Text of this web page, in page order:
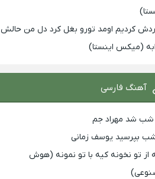
ردش کردیم اومد تورو بغل کرد دل من حالش
(میکس اینستا)
آهنگ فارسی
شب شد مهراد جم
شب بپرسید یوسف زمانی
از تو نخونه کیه با تو نمونه (هوش